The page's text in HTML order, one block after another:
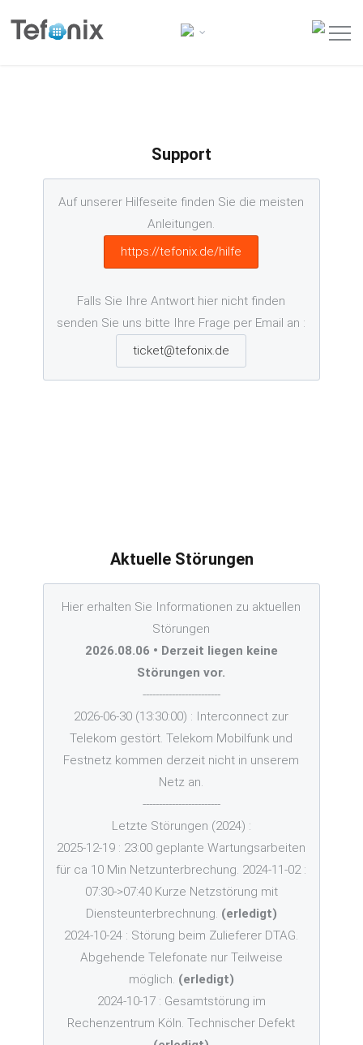
Support
Auf unserer Hilfeseite finden Sie die meisten
Anleitungen.
https://tefonix.de/hilfe
Falls Sie Ihre Antwort hier nicht finden
senden Sie uns bitte Ihre Frage per Email an :
ticket@tefonix.de
Aktuelle Störungen
Hier erhalten Sie Informationen zu aktuellen
Störungen
2026.08.06 • Derzeit liegen keine
Störungen vor.
------------------------
2026-06-30 (13:30:00) : Interconnect zur
Telekom gestört. Telekom Mobilfunk und
Festnetz kommen derzeit nicht in unserem
Netz an.
------------------------
Letzte Störungen (2024) :
2025-12-19 : 23:00 geplante Wartungsarbeiten
für ca 10 Min Netzunterbrechung. 2024-11-02 :
07:30->07:40 Kurze Netzstörung mit
Diensteunterbrechnung. (erledigt)
2024-10-24 : Störung beim Zulieferer DTAG.
Abgehende Telefonate nur Teilweise
möglich. (erledigt)
2024-10-17 : Gesamtstörung im
Rechenzentrum Köln. Technischer Defekt